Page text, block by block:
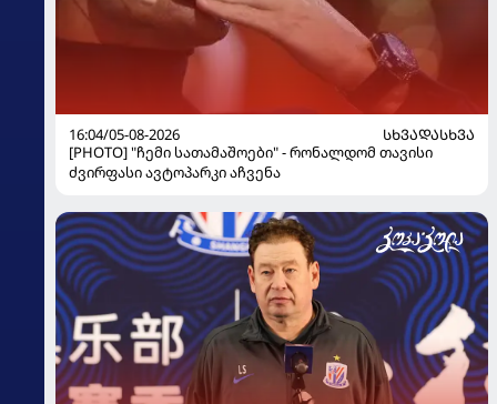
16:04/05-08-2026
ᲡᲮᲕᲐᲓᲐᲡᲮᲕᲐ
[PHOTO] "ჩემი სათამაშოები" - რონალდომ თავისი
ძვირფასი ავტოპარკი აჩვენა